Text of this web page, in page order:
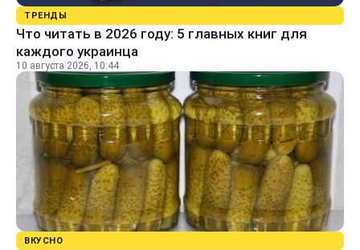
ТРЕНДЫ
Что читать в 2026 году: 5 главных книг для
каждого украинца
10 августа 2026, 10:44
ВКУСНО